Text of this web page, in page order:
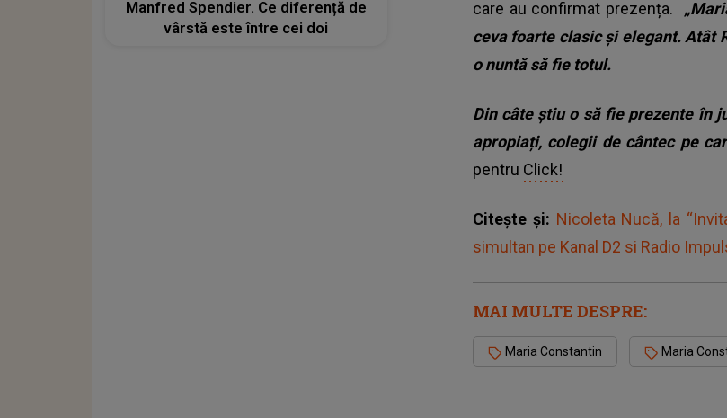
care au confirmat prezența.
ceva foarte clasic și elegant. Atât
o nuntă să fie totul.
Din câte știu o să fie prezente în
apropiați, colegii de cântec pe
pentru Click!
Citește și: Nicoleta Nucă, la
simultan pe Kanal D2 si Radio
MAI MULTE DESPRE:
Maria Constantin Maria
Manfred Spendier. Ce diferență de
vârstă este între cei doi